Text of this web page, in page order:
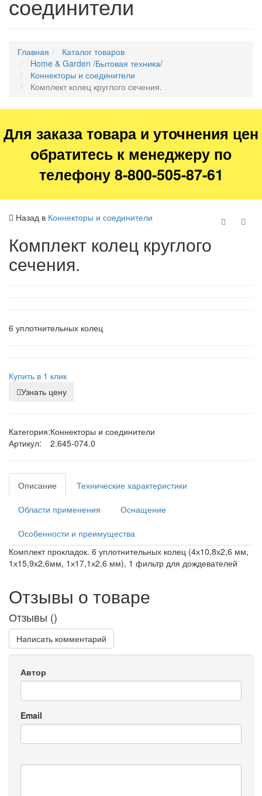
соединители
Главная
Каталог товаров
Home & Garden /Бытовая техника/
Коннекторы и соединители
Комплект колец круглого сечения.
Для заказа товара и уточнения цен
обратитесь к менеджеру по
телефону 8-800-505-87-61
Назад в Коннекторы и соединители
Комплект колец круглого
сечения.
6 уплотнительных колец
Купить в 1 клик
Узнать цену
Категория:Коннекторы и соединители
Артикул:
2.645-074.0
Описание Технические характеристики
Области применения Оснащение
Особенности и преимущества
Комплект прокладок. 6 уплотнительных колец (4х10,8х2,6 мм,
1х15,9х2,6мм, 1х17,1х2,6 мм), 1 фильтр для дождевателей
Отзывы о товаре
Отзывы ()
Написать комментарий
Автор
Email